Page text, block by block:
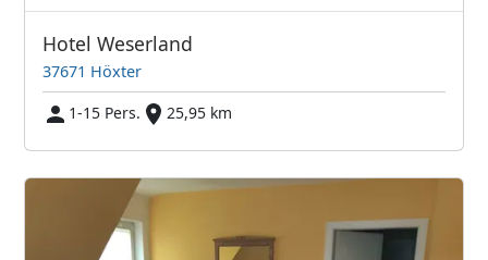
Hotel Weserland
37671 Höxter
1-15 Pers.
25,95 km